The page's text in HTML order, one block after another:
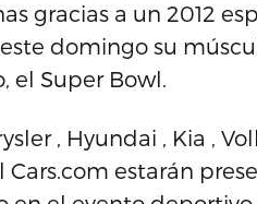
gracias a un 2012
domingo su
el Super Bowl.
, Hyundai , Kia ,
Cars.com estarán